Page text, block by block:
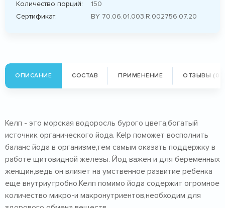
Количество порций:
150
Сертификат:
BY 70.06.01.003.R.002756.07.20
ОПИСАНИЕ СОСТАВ ПРИМЕНЕНИЕ ОТЗЫВЫ (0)
Келп - это морская водоросль бурого цвета,богатый
источник органического йода. Kelp поможет восполнить
баланс йода в организме,тем самым оказать поддержку в
работе щитовидной железы. Йод важен и для беременных
женщин,ведь он влияет на умственное развитие ребенка
еще внутриутробно.Келп помимо йода содержит огромное
количество микро-и макронутриентов,необходим для